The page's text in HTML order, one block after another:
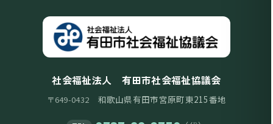
社会福祉法人 有田市社会福祉協議会
〒649-0432 和歌山県有田市宮原町東215番地